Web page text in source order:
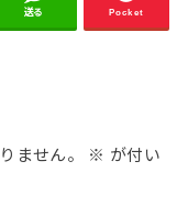
送る Pocket
ません。 ※ が付い